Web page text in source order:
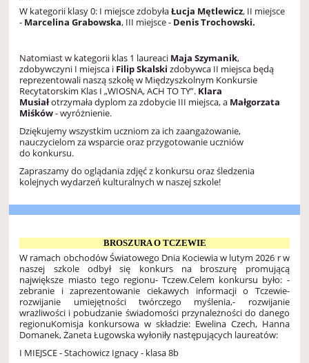
W kategorii klasy 0: I miejsce zdobyłaŁucja Mętlewicz, II miejsce
- Marcelina Grabowska, III miejsce - Denis Trochowski.
Natomiast w kategorii klas 1 laureaci Maja Szymanik,
zdobywczyni I miejsca i Filip Skalski zdobywca II miejsca będą
reprezentowali naszą szkołę w Międzyszkolnym Konkursie
Recytatorskim Klas I „WIOSNA, ACH TO TY”. Klara
Musiałotrzymała dyplom za zdobycie III miejsca, a Małgorzata
Miśków- wyróżnienie.
Dziękujemy wszystkim uczniom za ich zaangażowanie,
nauczycielom za wsparcie oraz przygotowanie uczniów
do konkursu.
Zapraszamy do oglądania zdjęć z konkursu oraz śledzenia
kolejnych wydarzeń kulturalnych w naszej szkole!
BROSZURA O TCZEWIE
W ramach obchodów Światowego Dnia Kociewia w lutym 2026 r w
naszej szkole odbył się konkurs na broszurę promującą
największe miasto tego regionu- Tczew.Celem konkursu było: -
zebranie i zaprezentowanie ciekawych informacji o Tczewie-
rozwijanie umiejętności twórczego myślenia,- rozwijanie
wrażliwości i pobudzanie świadomości przynależności do danego
regionuKomisja konkursowa w składzie: Ewelina Czech, Hanna
Domanek, Żaneta Ługowska wyłoniły następujących laureatów:
I MIEJSCE - Stachowicz Ignacy - klasa 8b